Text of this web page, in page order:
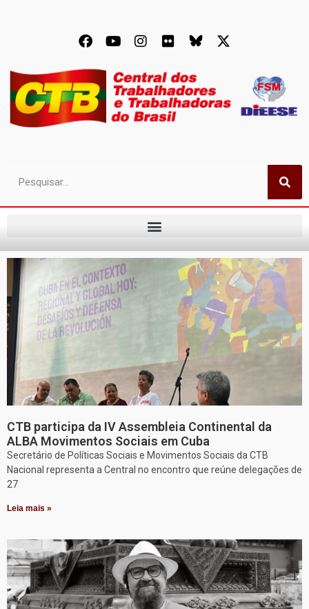
CTB participa da IV Assembleia Continental da
ALBA Movimentos Sociais em Cuba
Secretário de Políticas Sociais e Movimentos Sociais da CTB
Nacional representa a Central no encontro que reúne delegações de
27
Leia mais »